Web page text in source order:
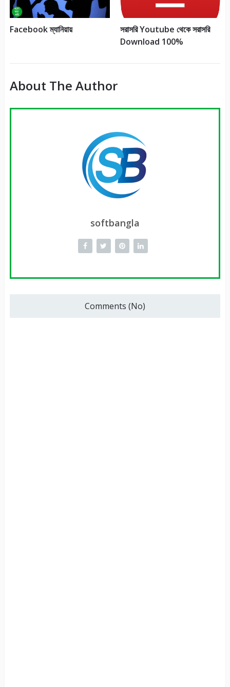
Facebook ম্যানিয়ায়
সরাসরি Youtube থেকে সরাসরি
Download 100%
About The Author
softbangla
Comments (No)